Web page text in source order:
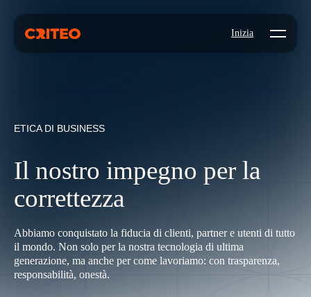
Inizia Open
ETICA DI BUSINESS
Il nostro impegno per la
correttezza
Abbiamo conquistato la fiducia di clienti, partner e utenti di tutto
il mondo. Non solo per la nostra tecnologia di ultima
generazione, ma anche per come lavoriamo: con trasparenza,
responsabilità, onestà.